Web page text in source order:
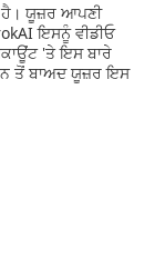
ਹੈ। ਯੂਜ਼ਰ ਆਪਣੀ
ਇਸਨੂੰ ਵੀਡੀਓ
'ਤੇ ਇਸ ਬਾਰੇ
ਤੋਂ ਬਾਅਦ ਯੂਜ਼ਰ ਇਸ